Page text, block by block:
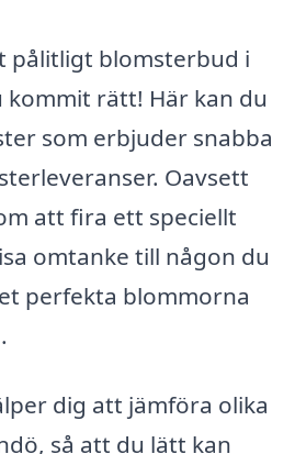
pålitligt blomsterbud i
kommit rätt! Här kan du
som erbjuder snabba
Oavsett
att fira ett speciellt
omtanke till någon du
perfekta blommorna
dig att jämföra olika
så att du lätt kan